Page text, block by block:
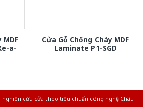
MDF
a-
Cửa Gỗ Chống Cháy MDF
Laminate P1-SGD
cứu cửa theo tiêu chuẩn công nghệ Châu